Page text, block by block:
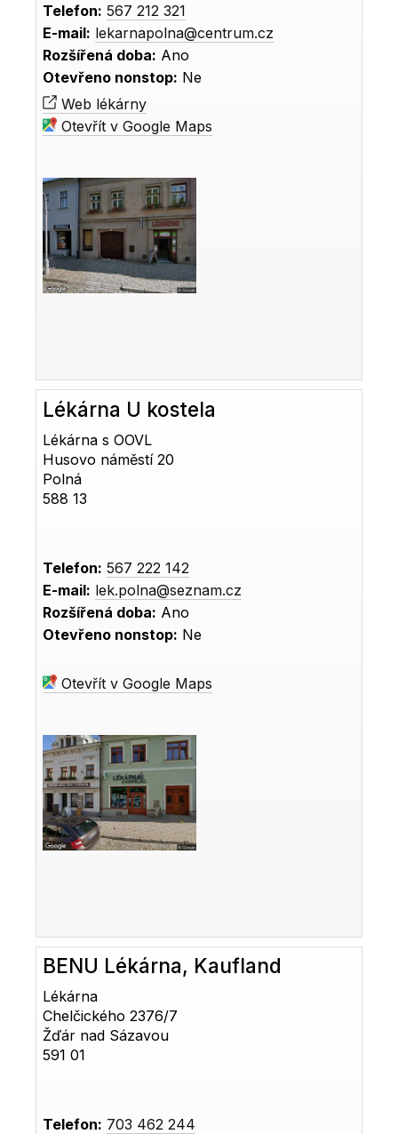
Telefon: 567 212 321
E-mail: lekarnapolna@centrum.cz
Rozšířená doba: Ano
Otevřeno nonstop: Ne
Web lékárny
Otevřít v Google Maps
Lékárna U kostela
Lékárna s OOVL
Husovo náměstí 20
Polná
588 13
Telefon: 567 222 142
E-mail: lek.polna@seznam.cz
Rozšířená doba: Ano
Otevřeno nonstop: Ne
Otevřít v Google Maps
BENU Lékárna, Kaufland
Lékárna
Chelčického 2376/7
Žďár nad Sázavou
591 01
Telefon: 703 462 244